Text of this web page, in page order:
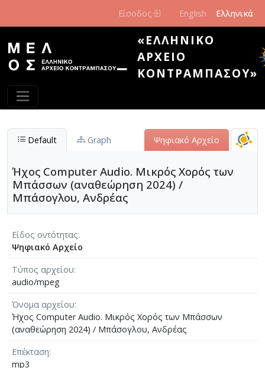
Είσοδος English Ελληνικά
«ΕΛΛΗΝΙΚΌ
ΑΡΧΕΊΟ
ΚΟΝΤΡΑΜΠΆΣΟΥ»
Default Graph Ψηφιακό Αρχείο
Ήχος Computer Audio. Μικρός Χορός των
Μπάσσων (αναθεώρηση 2024) /
Μπάσογλου, Ανδρέας
Είδος οντότητας
Ψηφιακό Αρχείο
Τύπος αρχείου
audio/mpeg
Όνομα αρχείου
Ήχος Computer Audio. Μικρός Χορός των Μπάσσων
(αναθεώρηση 2024) / Μπάσογλου, Ανδρέας
Επέκταση
mp3